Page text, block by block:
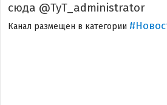
сюда @TyT_administrator
Канал размещен в категории